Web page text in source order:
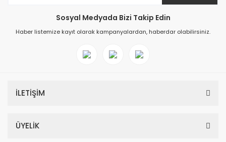
Sosyal Medyada Bizi Takip Edin
Haber listemize kayıt olarak kampanyalardan, haberdar olabilirsiniz.
İLETİŞİM
ÜYELİK